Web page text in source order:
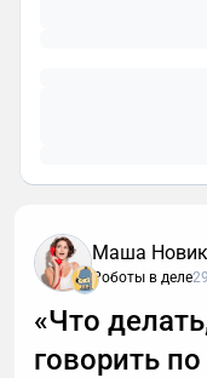
Маша
Роботы в деле
«Что
говорить